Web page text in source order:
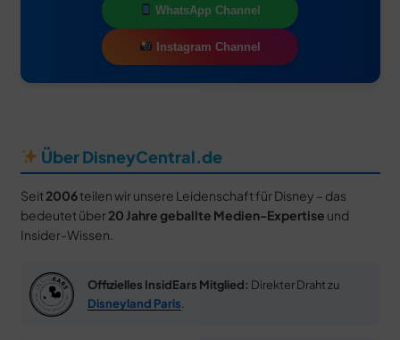
WhatsApp Channel
Instagram Channel
Über DisneyCentral.de
Seit 2006teilen wir unsere Leidenschaft für Disney – das
bedeutet über 20 Jahre geballte Medien-Expertise und
Insider-Wissen.
Offizielles InsidEars Mitglied: Direkter Draht zu
Disneyland Paris